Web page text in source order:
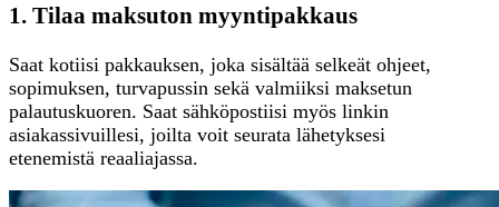
1. Tilaa maksuton myyntipakkaus
Saat kotiisi pakkauksen, joka sisältää selkeät ohjeet,
sopimuksen, turvapussin sekä valmiiksi maksetun
palautuskuoren. Saat sähköpostiisi myös linkin
asiakassivuillesi, joilta voit seurata lähetyksesi
etenemistä reaaliajassa.